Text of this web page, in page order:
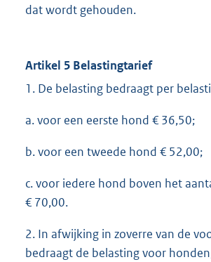
dat wordt gehouden.
Artikel 5 Belastingtarief
1. De belasting bedraagt per
a. voor een eerste hond € 36,50;
b. voor een tweede hond € 52,00;
c. voor iedere hond boven het
€ 70,00.
2. In afwijking in zoverre van de
bedraagt de belasting voor